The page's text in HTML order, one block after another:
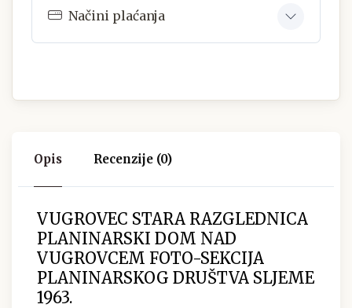
Načini plaćanja
Opis Recenzije (0)
VUGROVEC STARA RAZGLEDNICA
PLANINARSKI DOM NAD
VUGROVCEM FOTO-SEKCIJA
PLANINARSKOG DRUŠTVA SLJEME
1963.